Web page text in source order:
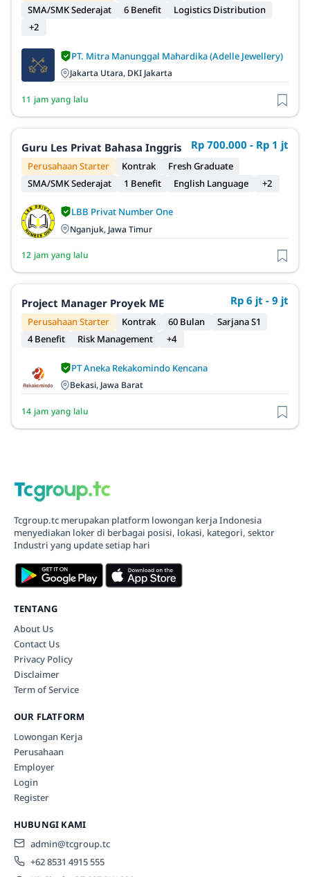
SMA/SMK Sederajat
6 Benefit
Logistics Distribution
+2
PT. Mitra Manunggal Mahardika (Adelle Jewellery)
Jakarta Utara, DKI Jakarta
11 jam yang lalu
Guru Les Privat Bahasa Inggris Rp 700.000 - Rp 1 jt
Perusahaan Starter Kontrak
Fresh Graduate
SMA/SMK Sederajat
1 Benefit English Language +2
LBB Privat Number One
Nganjuk, Jawa Timur
12 jam yang lalu
Project Manager Proyek ME Rp 6 jt - 9 jt
Perusahaan Starter Kontrak 60 Bulan
Sarjana S1
4 Benefit
Risk Management +4
PT Aneka Rekakomindo Kencana
Bekasi, Jawa Barat
14 jam yang lalu
Tcgroup.tc merupakan platform lowongan kerja Indonesia
menyediakan loker di berbagai posisi, lokasi, kategori, sektor
Industri yang update setiap hari
TENTANG
About Us
Contact Us
Privacy Policy
Disclaimer
Term of Service
OUR FLATFORM
Lowongan Kerja
Perusahaan
Employer
Login
Register
HUBUNGI KAMI
admin@tcgroup.tc
+62 8531 4915 555